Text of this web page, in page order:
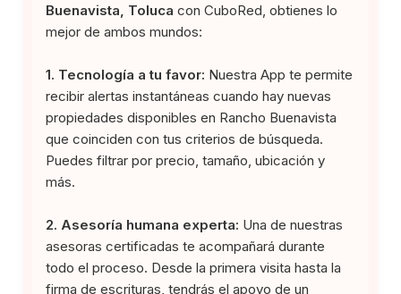
Buenavista, Toluca con CuboRed, obtienes lo
mejor de ambos mundos:
1. Tecnología a tu favor: Nuestra App te permite
recibir alertas instantáneas cuando hay nuevas
propiedades disponibles en Rancho Buenavista
que coinciden con tus criterios de búsqueda.
Puedes filtrar por precio, tamaño, ubicación y
más.
2. Asesoría humana experta: Una de nuestras
asesoras certificadas te acompañará durante
todo el proceso. Desde la primera visita hasta la
firma de escrituras, tendrás el apoyo de un